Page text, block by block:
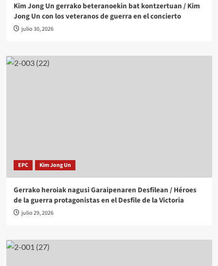
Kim Jong Un gerrako beteranoekin bat kontzertuan / Kim
Jong Un con los veteranos de guerra en el concierto
julio 30, 2026
EPC Kim Jong Un
Gerrako heroiak nagusi Garaipenaren Desfilean / Héroes
de la guerra protagonistas en el Desfile de la Victoria
julio 29, 2026